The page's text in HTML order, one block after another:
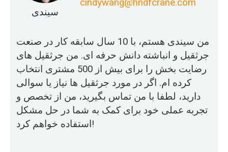
سیندی
من سیندی هستم، با 10 سال سابقه کار در صنعت
جرثقیل و انباشته دانش حرفه ای. من جرثقیل های
رضایت بخش را برای بیش از 500 مشتری انتخاب
کرده ام. اگر در مورد جرثقیل ها نیاز یا سوالی
دارید، لطفا با من تماس بگیرید، من از تخصص و
تجربه عملی خود برای کمک به شما در حل مشکل
استفاده خواهم کرد!